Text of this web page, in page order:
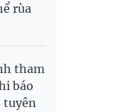
rùa
tham
báo
tuyên